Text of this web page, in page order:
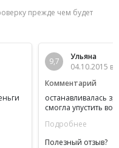
прежде чем будет
9,7
Ульяна
04.10.2015 в
Комментарий
останавливалась
смогла упустить
Подробнее
Полезный отзыв?